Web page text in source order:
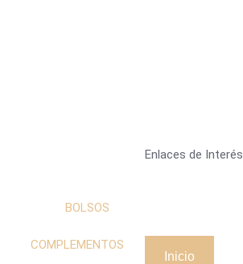
BOLSOS
COMPLEMENTOS
Enlaces de Interés
Inicio